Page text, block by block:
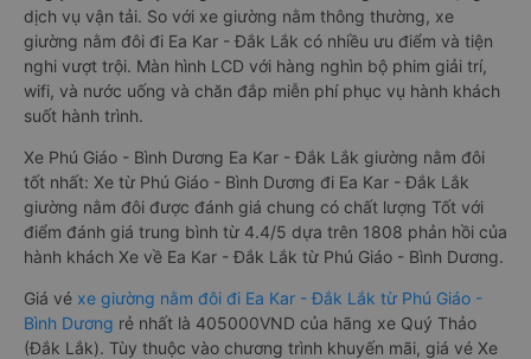
dịch vụ vận tải. So với xe giường nằm thông thường, xe
giường nằm đôi đi Ea Kar - Đắk Lắk có nhiều ưu điểm và tiện
nghi vượt trội. Màn hình LCD với hàng nghìn bộ phim giải trí,
wifi, và nước uống và chăn đắp miễn phí phục vụ hành khách
suốt hành trình.
Xe Phú Giáo - Bình Dương Ea Kar - Đắk Lắk giường nằm đôi
tốt nhất: Xe từ Phú Giáo - Bình Dương đi Ea Kar - Đắk Lắk
giường nằm đôi được đánh giá chung có chất lượng Tốt với
điểm đánh giá trung bình từ 4.4/5 dựa trên 1808 phản hồi của
hành khách Xe về Ea Kar - Đắk Lắk từ Phú Giáo - Bình Dương.
Giá vé xe giường nằm đôi đi Ea Kar - Đắk Lắk từ Phú Giáo -
Bình Dương rẻ nhất là 405000VND của hãng xe Quý Thảo
(Đắk Lắk). Tùy thuộc vào chương trình khuyến mãi, giá vé Xe